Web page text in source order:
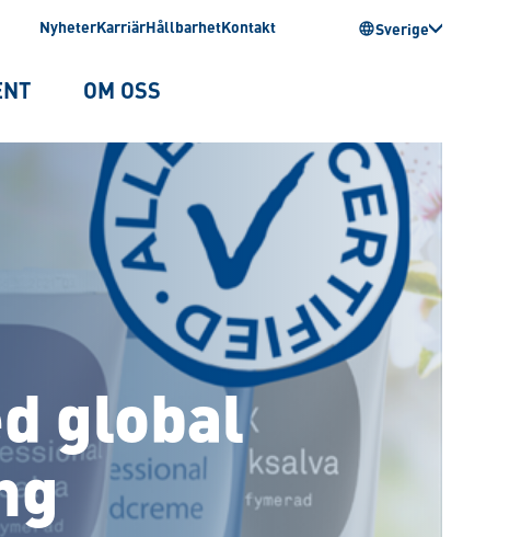
NyheterKarriärHållbarhetKontakt Sverige
OM OSS
global